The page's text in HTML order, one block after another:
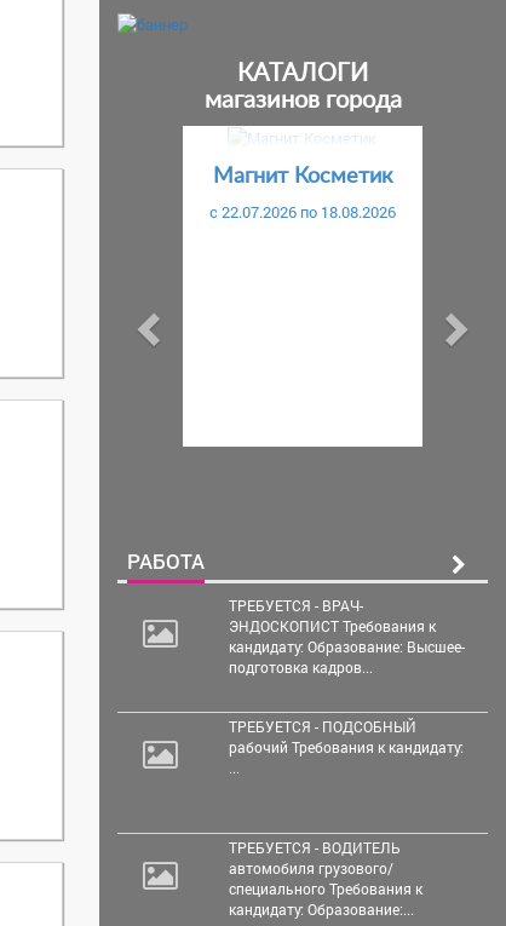
КАТАЛОГИ
магазинов города
Магнит Косметик
c 22.07.2026 по 18.08.2026
Предыдущий
РАБОТА
ТРЕБУЕТСЯ - ВРАЧ-
ЭНДОСКОПИСТ Требования к
кандидату: Образование: Высшее-
подготовка кадров...
ТРЕБУЕТСЯ - ПОДСОБНЫЙ
рабочий Требования к кандидату:
...
ТРЕБУЕТСЯ - ВОДИТЕЛЬ
автомобиля грузового/
специального Требования к
кандидату: Образование:...